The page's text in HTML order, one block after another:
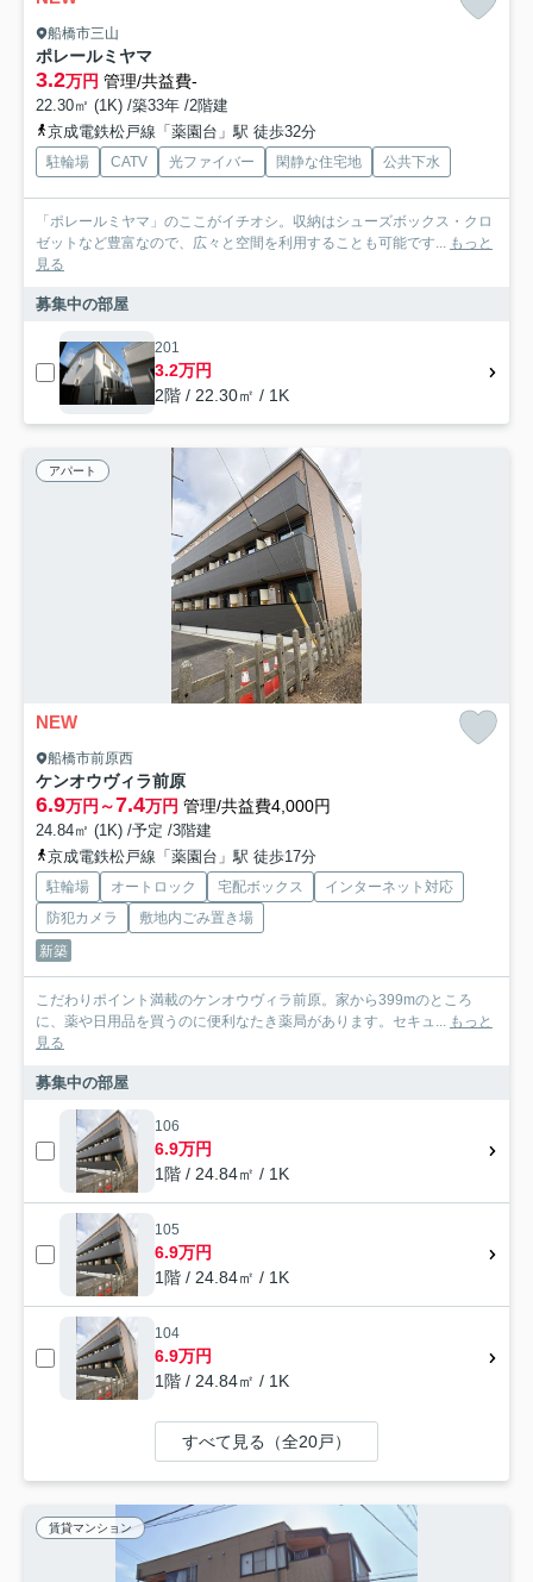
船橋市三山
ポレールミヤマ
3.2万円 管理/共益費-
22.30㎡ (1K) /築33年 /2階建
京成電鉄松戸線「薬園台」駅 徒歩32分
駐輪場 CATV 光ファイバー 閑静な住宅地 公共下水
「ポレールミヤマ」のここがイチオシ。収納はシューズボックス・クロ
ゼットなど豊富なので、広々と空間を利用することも可能です... もっと
見る
募集中の部屋
201
3.2万円
2階 / 22.30㎡ / 1K
アパート
NEW
船橋市前原西
ケンオウヴィラ前原
6.9万円～7.4万円 管理/共益費4,000円
24.84㎡ (1K) /予定 /3階建
京成電鉄松戸線「薬園台」駅 徒歩17分
駐輪場 オートロック 宅配ボックス
インターネット対応
防犯カメラ
敷地内ごみ置き場
新築
こだわりポイント満載のケンオウヴィラ前原。家から399mのところ
に、薬や日用品を買うのに便利なたき薬局があります。セキュ... もっと
見る
募集中の部屋
106
6.9万円
1階 / 24.84㎡ / 1K
105
6.9万円
1階 / 24.84㎡ / 1K
104
6.9万円
1階 / 24.84㎡ / 1K
すべて見る（全20戸）
賃貸マンション